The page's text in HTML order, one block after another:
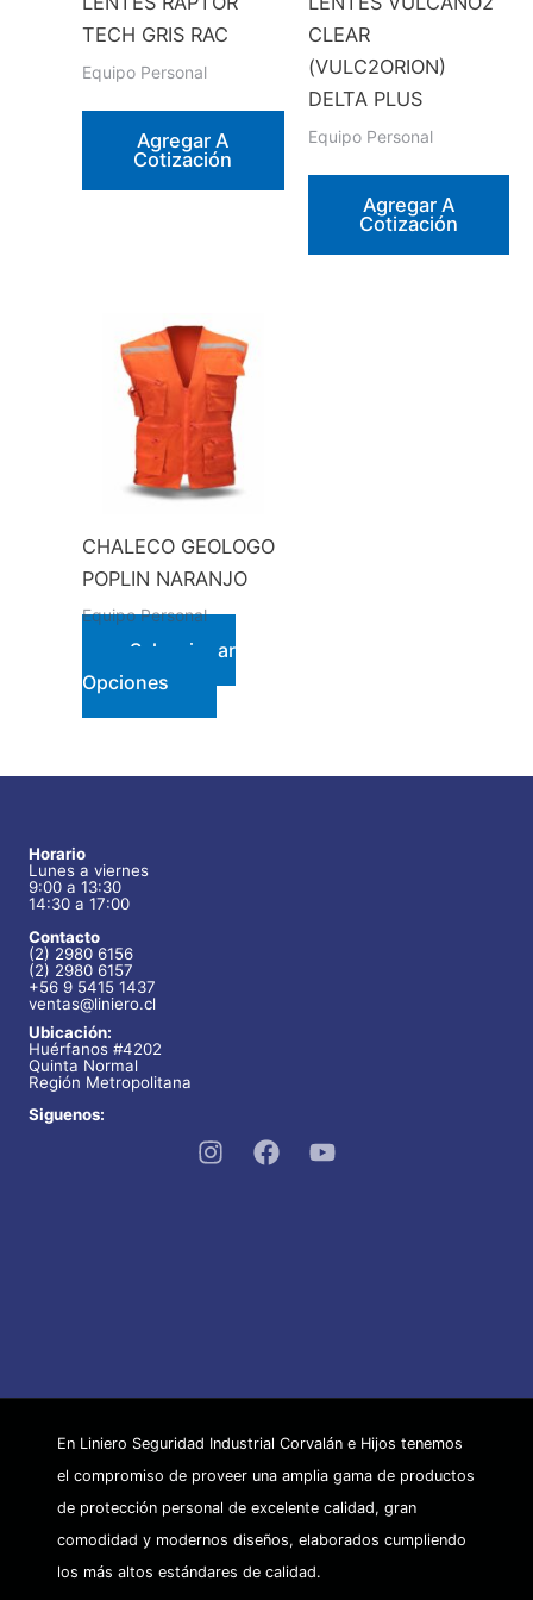
en
producto
de
TECH GRIS RAC
Equipo Personal
Agregar A
Cotización
CLEAR
(VULC2ORION)
DELTA PLUS
Equipo Personal
Agregar A
Cotización
CHALECO GEOLOGO
POPLIN NARANJO
Equipo Personal
Seleccionar
Opciones
Este
producto
múltiples
Horario
Lunes a viernes
9:00 a 13:30
14:30 a 17:00
Contacto
(2) 2980 6156
(2) 2980 6157
+56 9 5415 1437
ventas@liniero.cl
Ubicación:
Huérfanos #4202
Quinta Normal
Región Metropolitana
Siguenos:
En Liniero Seguridad Industrial Corvalán e Hijos tenemos
el compromiso de proveer una amplia gama de productos
de protección personal de excelente calidad, gran
comodidad y modernos diseños, elaborados cumpliendo
los más altos estándares de calidad.